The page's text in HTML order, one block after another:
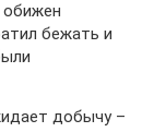
обижен
бежать и
добычу –